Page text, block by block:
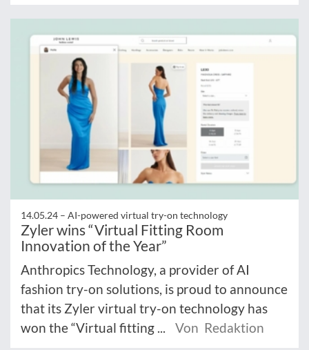
14.05.24 – AI-powered virtual try-on technology
Zyler wins “Virtual Fitting Room
Innovation of the Year”
Anthropics Technology, a provider of AI
fashion try-on solutions, is proud to announce
that its Zyler virtual try-on technology has
won the “Virtual fitting ...
Von Redaktion